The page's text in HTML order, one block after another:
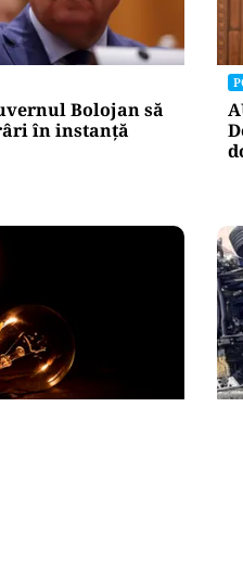
Bolojan să
în instanță